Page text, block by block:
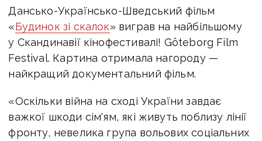
Дансько-Українсько-Шведський фільм
«Будинок зі скалок» виграв на найбільшому
у Скандинавії кінофестивалі! Göteborg Film
Festival. Картина отримала нагороду —
найкращий документальний фільм.
«Оскільки війна на сході України завдає
важкої шкоди сім'ям, які живуть поблизу лінії
фронту, невелика група вольових соціальних